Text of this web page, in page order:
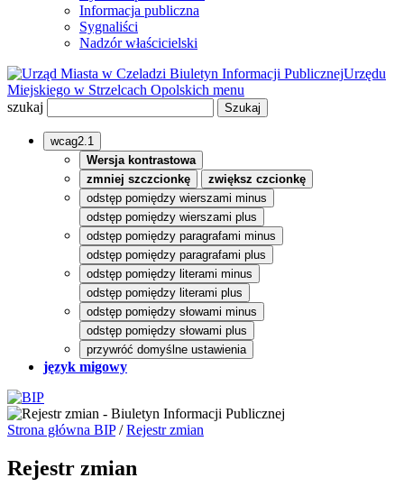
Informacja publiczna
Sygnaliści
Nadzór właścicielski
Biuletyn Informacji PublicznejUrzędu
Miejskiego w Strzelcach Opolskich menu
szukaj
wcag2.1
Wersja kontrastowa
zmniej szczcionkę
zwiększ czcionkę
odstęp pomiędzy wierszami minus
odstęp pomiędzy wierszami plus
odstęp pomiędzy paragrafami minus
odstęp pomiędzy paragrafami plus
odstęp pomiędzy literami minus
odstęp pomiędzy literami plus
odstęp pomiędzy słowami minus
odstęp pomiędzy słowami plus
przywróć domyślne ustawienia
język migowy
Strona główna BIP/Rejestr zmian
Rejestr zmian